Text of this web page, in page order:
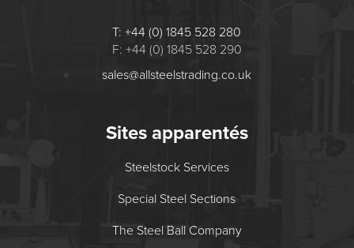
T: +44 (0) 1845 528 280
F: +44 (0) 1845 528 290
sales@allsteelstrading.co.uk
Sites apparentés
Steelstock Services
Special Steel Sections
The Steel Ball Company